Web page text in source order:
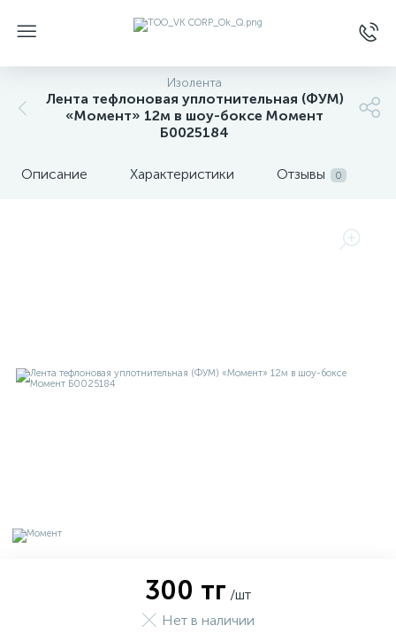
Изолента
Лента тефлоновая уплотнительная (ФУМ)
«Момент» 12м в шоу-боксе Момент
Б0025184
Описание Характеристики Отзывы 0
300 тг /шт
Нет в наличии